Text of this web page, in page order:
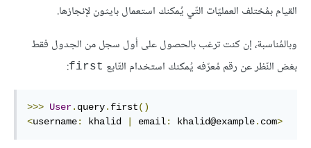
القيام بمُختلف العمليّات التّي يُمكنك استعمال بايثون لإنجازها.
وبالمُناسبة، إن كنت ترغب بالحصول على أول سجل من الجدول فقط
بغض النّظر عن رقم مُعرّفه يُمكنك استخدام التّابع first
:
>>> User. query. first()
<username: khalid email: khalid@example. com>